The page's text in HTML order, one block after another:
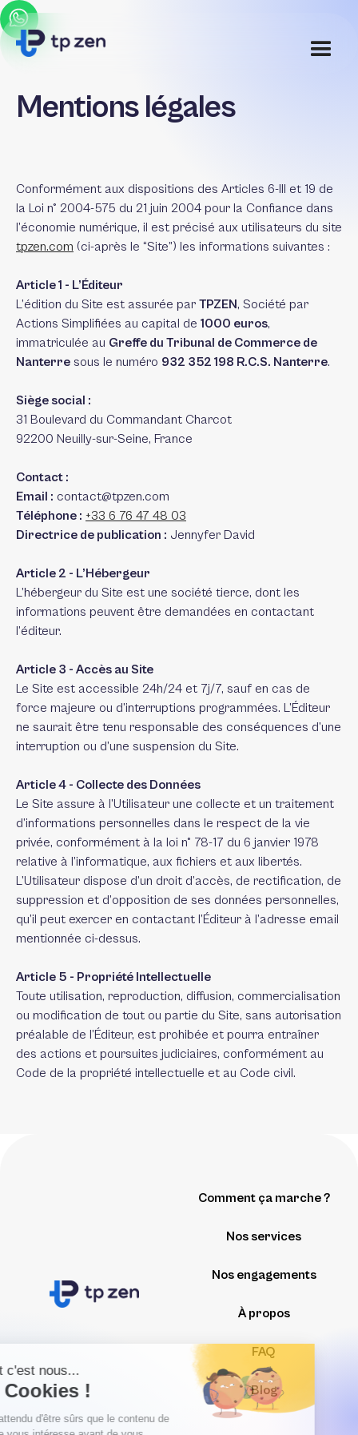
Mentions légales
Conformément aux dispositions des Articles 6-III et 19 de
la Loi n° 2004-575 du 21 juin 2004 pour la Confiance dans
l’économie numérique, il est précisé aux utilisateurs du site
tpzen.com (ci-après le “Site”) les informations suivantes :
Article 1 - L’Éditeur
L’édition du Site est assurée par TPZEN, Société par
Actions Simplifiées au capital de 1000 euros,
immatriculée au Greffe du Tribunal de Commerce de
Nanterre sous le numéro 932 352 198 R.C.S. Nanterre.
Siège social :
31 Boulevard du Commandant Charcot
92200 Neuilly-sur-Seine, France
Contact :
Email : contact@tpzen.com
Téléphone : +33 6 76 47 48 03
Directrice de publication : Jennyfer David
Article 2 - L’Hébergeur
L’hébergeur du Site est une société tierce, dont les
informations peuvent être demandées en contactant
l’éditeur.
Article 3 - Accès au Site
Le Site est accessible 24h/24 et 7j/7, sauf en cas de
force majeure ou d’interruptions programmées. L’Éditeur
ne saurait être tenu responsable des conséquences d’une
interruption ou d’une suspension du Site.
Article 4 - Collecte des Données
Le Site assure à l’Utilisateur une collecte et un traitement
d’informations personnelles dans le respect de la vie
privée, conformément à la loi n° 78-17 du 6 janvier 1978
relative à l’informatique, aux fichiers et aux libertés.
L’Utilisateur dispose d’un droit d’accès, de rectification, de
suppression et d’opposition de ses données personnelles,
qu’il peut exercer en contactant l’Éditeur à l’adresse email
mentionnée ci-dessus.
Article 5 - Propriété Intellectuelle
Toute utilisation, reproduction, diffusion, commercialisation
ou modification de tout ou partie du Site, sans autorisation
préalable de l’Éditeur, est prohibée et pourra entraîner
des actions et poursuites judiciaires, conformément au
Code de la propriété intellectuelle et au Code civil.
Comment ça marche ?
Nos services
Nos engagements
À propos
FAQ
Blog